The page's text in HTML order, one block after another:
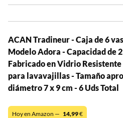
ACAN Tradineur - Caja de 6
Modelo Adora - Capacidad de
Fabricado en Vidrio
para lavavajillas - Tamaño
diámetro 7 x 9 cm - 6 Uds Total
Hoy en Amazon — 14,99€